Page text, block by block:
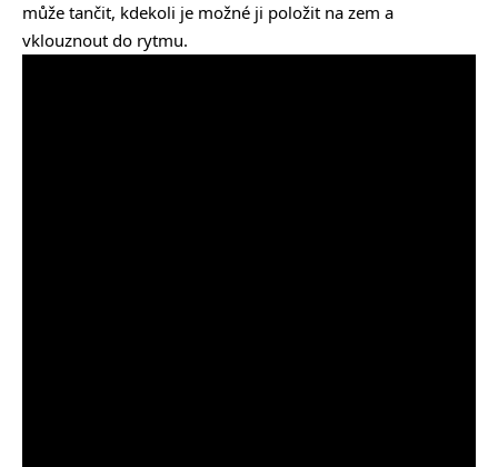
může tančit, kdekoli je možné ji položit na zem a
vklouznout do rytmu.